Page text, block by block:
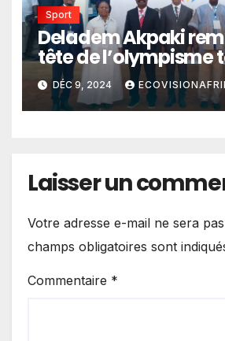
Sport
Deladem Akpaki
tête de l’olympisme
DÉC 9, 2024
Laisser un
Votre adresse e-mail ne sera
champs obligatoires sont
Commentaire *